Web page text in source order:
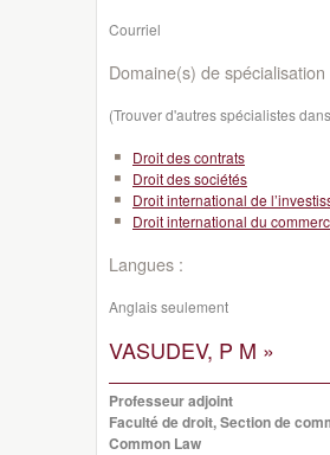
Courriel
Domaine(s) de spécialisation
(Trouver d'autres spécialistes
Droit des contrats
Droit des sociétés
Droit international de
Droit international du
Langues :
Anglais seulement
VASUDEV, P M »
Professeur adjoint
Faculté de droit, Section de
Common Law